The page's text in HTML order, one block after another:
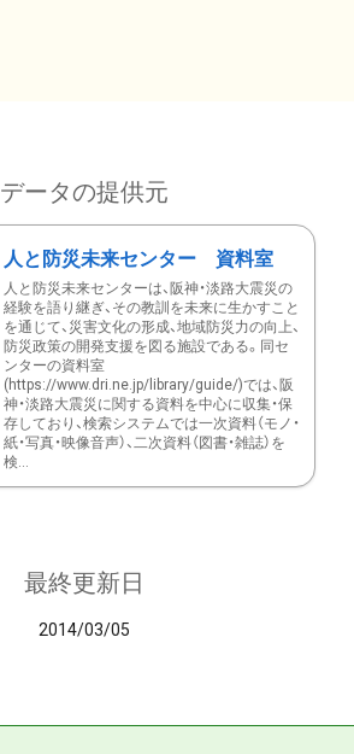
データの提供元
人と防災未来センター 資料室
人と防災未来センターは、阪神・淡路大震災の
経験を語り継ぎ、その教訓を未来に生かすこと
を通じて、災害文化の形成、地域防災力の向上、
防災政策の開発支援を図る施設である。同セ
ンターの資料室
(https://www.dri.ne.jp/library/guide/)では、阪
神・淡路大震災に関する資料を中心に収集・保
存しており、検索システムでは一次資料（モノ・
紙・写真・映像音声）、二次資料（図書・雑誌）を
検...
最終更新日
2014/03/05